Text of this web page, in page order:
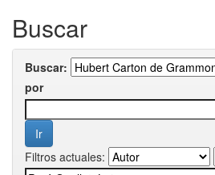
Buscar
Buscar:
por
Filtros actuales: